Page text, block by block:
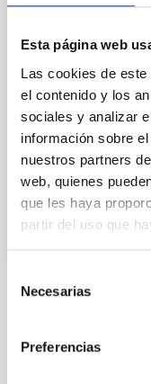
Esta página web
Las cookies de
el contenido y los
sociales y analizar
información sobre
nuestros partners
web, quienes
que les haya
partir del uso que
Necesarias
Preferencias
pasada edición,
la que
países, el Curso
Education
formato, con el
pandemia de
Fecha de